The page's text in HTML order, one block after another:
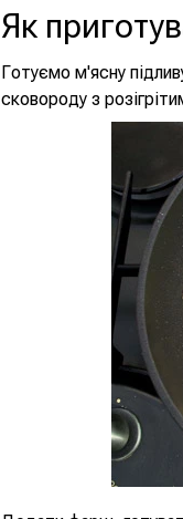
Як
Готуємо м'ясну
сковороду з